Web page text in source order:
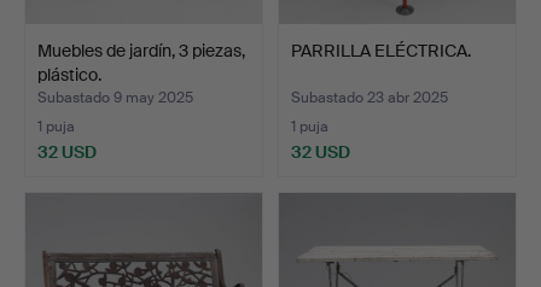
Muebles de jardín, 3 piezas,
plástico.
Subastado 9 may 2025
1 puja
32 USD
PARRILLA ELÉCTRICA.
Subastado 23 abr 2025
1 puja
32 USD